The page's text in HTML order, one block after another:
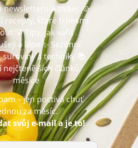
newsletteru a získej: 🥘
recepty, které ti nesmí
💡 Tipy, jak vařit
a lépe ✨ Sezónní
suroviny a techniky 📚
nejčtenějších článků
měsíce
– jen poctivá chuť
za měsíc.
svůj e-mail a je to!